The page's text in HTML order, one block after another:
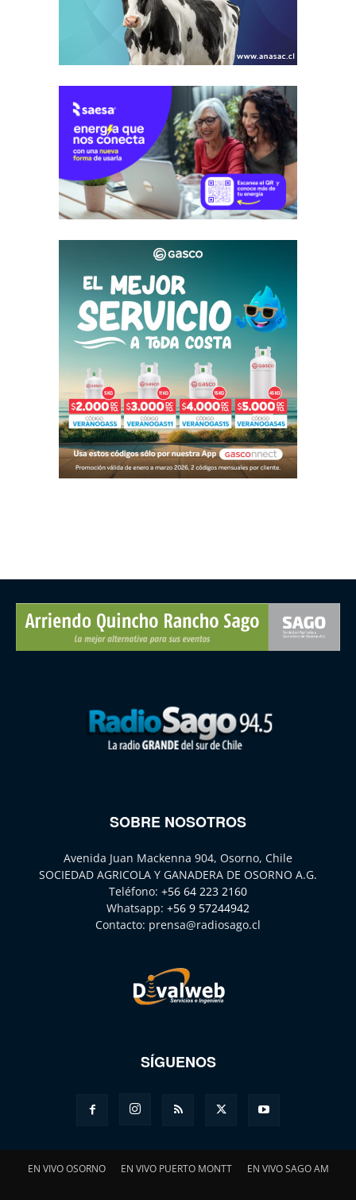
SOBRE NOSOTROS
Avenida Juan Mackenna 904, Osorno, Chile
SOCIEDAD AGRICOLA Y GANADERA DE OSORNO A.G.
Teléfono: +56 64 223 2160
Whatsapp: +56 9 57244942
Contacto: prensa@radiosago.cl
SÍGUENOS
EN VIVO OSORNO EN VIVO PUERTO MONTT EN VIVO SAGO AM